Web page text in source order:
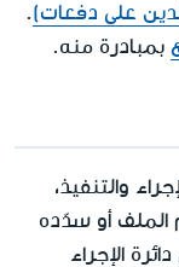
على دفعات).
بمبادرة منه.
والتنفيذ،
الملف أو سدّده
الإجراء